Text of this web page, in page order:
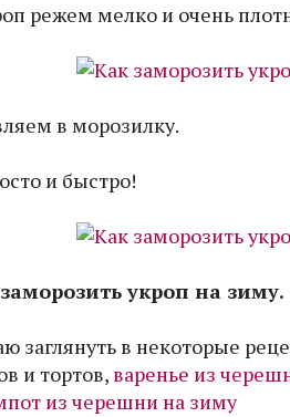
режем мелко и очень
в морозилку.
и быстро!
укроп на зиму.
заглянуть в некоторые
и тортов,варенье из
из черешни на зиму